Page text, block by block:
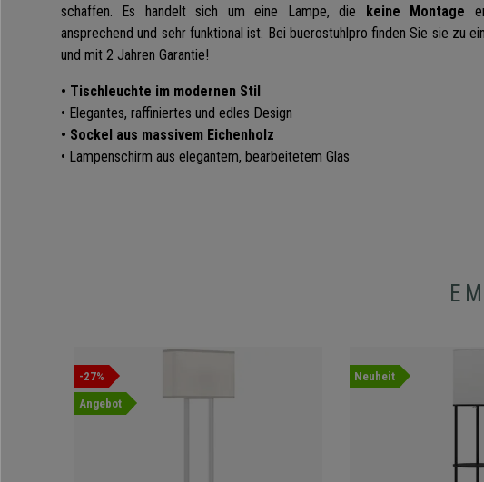
schaffen. Es handelt sich um eine Lampe, die keine Montage
ansprechend und sehr funktional ist. Bei buerostuhlpro finden Sie sie zu
und mit 2 Jahren Garantie!
• Tischleuchte im modernen Stil
• Elegantes, raffiniertes und edles Design
• Sockel aus massivem Eichenholz
• Lampenschirm aus elegantem, bearbeitetem Glas
-27%
Angebot
Neuheit